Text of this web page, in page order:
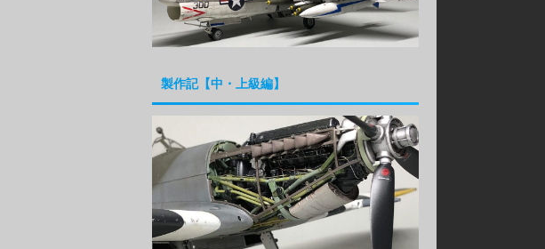
製作記【中・上級編】